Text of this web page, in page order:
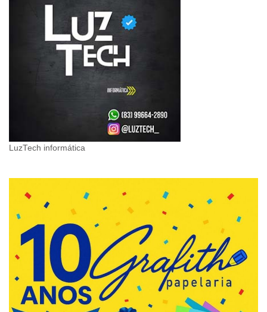
LuzTech informática